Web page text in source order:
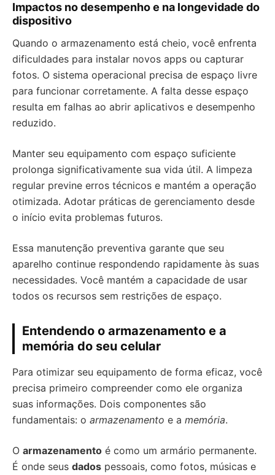
Impactos no desempenho e na longevidade do
dispositivo
Quando o armazenamento está cheio, você enfrenta
dificuldades para instalar novos apps ou capturar
fotos. O sistema operacional precisa de espaço livre
para funcionar corretamente. A falta desse espaço
resulta em falhas ao abrir aplicativos e desempenho
reduzido.
Manter seu equipamento com espaço suficiente
prolonga significativamente sua vida útil. A limpeza
regular previne erros técnicos e mantém a operação
otimizada. Adotar práticas de gerenciamento desde
o início evita problemas futuros.
Essa manutenção preventiva garante que seu
aparelho continue respondendo rapidamente às suas
necessidades. Você mantém a capacidade de usar
todos os recursos sem restrições de espaço.
Entendendo o armazenamento e a
memória do seu celular
Para otimizar seu equipamento de forma eficaz, você
precisa primeiro compreender como ele organiza
suas informações. Dois componentes são
fundamentais: o armazenamento e a memória.
O armazenamento é como um armário permanente.
É onde seus dados pessoais, como fotos, músicas e